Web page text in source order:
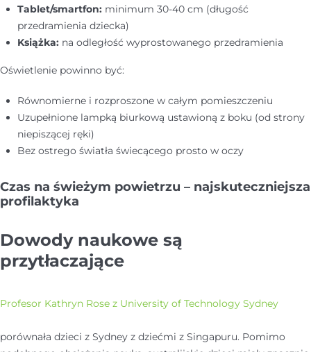
Tablet/smartfon: minimum 30-40 cm (długość
przedramienia dziecka)
Książka: na odległość wyprostowanego przedramienia
Oświetlenie powinno być:
Równomierne i rozproszone w całym pomieszczeniu
Uzupełnione lampką biurkową ustawioną z boku (od strony
niepiszącej ręki)
Bez ostrego światła świecącego prosto w oczy
Czas na świeżym powietrzu – najskuteczniejsza
profilaktyka
Dowody naukowe są
przytłaczające
Profesor Kathryn Rose z University of Technology Sydney
porównała dzieci z Sydney z dziećmi z Singapuru. Pomimo